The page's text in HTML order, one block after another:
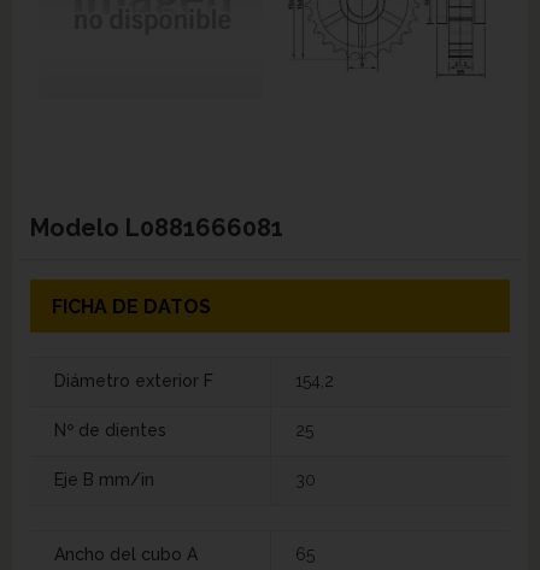
Modelo L0881666081
FICHA DE DATOS
Diámetro exterior F 154,2
Nº de dientes 25
Eje B mm/in 30
Ancho del cubo A 65